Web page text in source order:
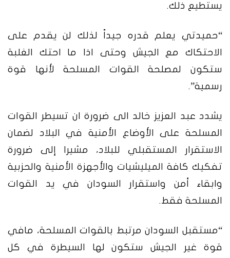
يستطيع ذلك.
“حميدتي يعلم قدره جيداً لذلك لن يقدم على
الاحتكاك مع الجيش وحتى اذا ما احتك الغلبة
ستكون لمصلحة القوات المسلحة لأنها قوة
رسمية”.
يشدد عبد العزيز خالد الى ضرورة ان تسيطر القوات
المسلحة على الأوضاع الأمنية في البلاد لضمان
الاستقرار المستقبلي للبلاد، مشيرا إلى ضرورة
تفكيك كافة الميليشيات والأجهزة الأمنية والحزبية
وابقاء أمن واستقرار السودان في يد القوات
المسلحة فقط.
“مستقبل السودان مرتبط بالقوات المسلحة، مافي
قوة غير الجيش ستكون لها السيطرة في كل